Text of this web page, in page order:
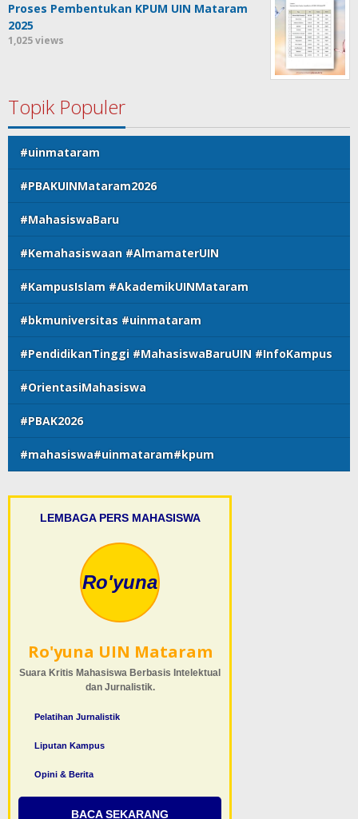
Proses Pembentukan KPUM UIN Mataram
2025
1,025 views
Topik Populer
#uinmataram
#PBAKUINMataram2026
#MahasiswaBaru
#Kemahasiswaan #AlmamaterUIN
#KampusIslam #AkademikUINMataram
#bkmuniversitas #uinmataram
#PendidikanTinggi #MahasiswaBaruUIN #InfoKampus
#OrientasiMahasiswa
#PBAK2026
#mahasiswa#uinmataram#kpum
LEMBAGA PERS MAHASISWA
Ro'yuna
Ro'yuna UIN Mataram
Suara Kritis Mahasiswa Berbasis Intelektual
dan Jurnalistik.
Pelatihan Jurnalistik
Liputan Kampus
Opini & Berita
BACA SEKARANG